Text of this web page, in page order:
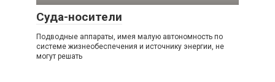
Суда-носители
Подводные аппараты, имея малую автономность по
системе жизнеобеспечения и источнику энергии, не
могут решать